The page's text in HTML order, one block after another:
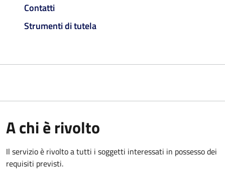
Contatti
Strumenti di tutela
A chi è rivolto
Il servizio è rivolto a tutti i soggetti interessati in possesso dei
requisiti previsti.